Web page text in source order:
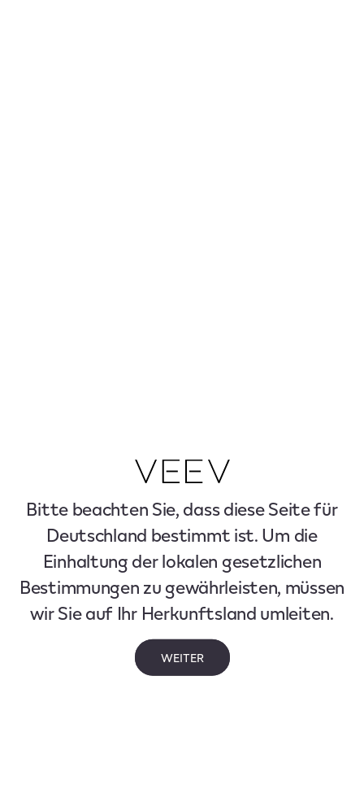
Bitte beachten Sie, dass diese Seite für
Deutschland bestimmt ist. Um die
Einhaltung der lokalen gesetzlichen
Bestimmungen zu gewährleisten, müssen
wir Sie auf Ihr Herkunftsland umleiten.
WEITER